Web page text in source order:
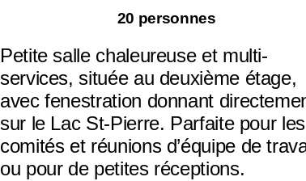
20 personnes
Petite salle chaleureuse et multi-
services, située au deuxième étage,
avec fenestration donnant
sur le Lac St-Pierre. Parfaite pour les
comités et réunions d’équipe de
ou pour de petites réceptions.